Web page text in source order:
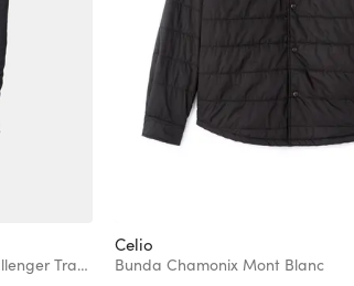
Pánská bunda Under Armour M Challenger Track Jacket
Celio
Bunda Chamonix Mont Blanc